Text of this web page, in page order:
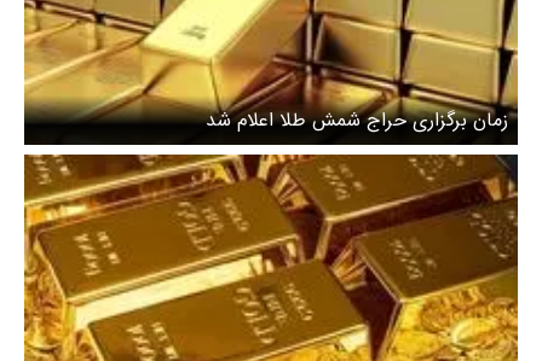
زمان برگزاری حراج شمش طلا اعلام شد